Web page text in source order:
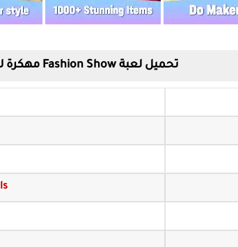
تحميل لعبة Fashion Show مهكرة للاندرويد والايفون